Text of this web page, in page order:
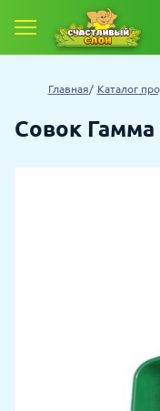
Главная Каталог
Совок Гамма